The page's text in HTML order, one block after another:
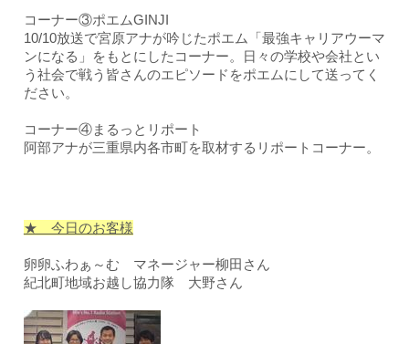
コーナー③ポエムGINJI
10/10放送で宮原アナが吟じたポエム「最強キャリアウーマ
ンになる」をもとにしたコーナー。日々の学校や会社とい
う社会で戦う皆さんのエピソードをポエムにして送ってく
ださい。
コーナー④まるっとリポート
阿部アナが三重県内各市町を取材するリポートコーナー。
★ 今日のお客様
卵卵ふわぁ～む マネージャー柳田さん
紀北町地域お越し協力隊 大野さん